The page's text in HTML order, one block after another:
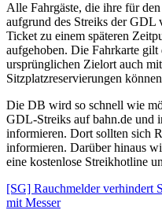
Alle Fahrgäste, die ihre für
aufgrund des Streiks der GDL
Ticket zu einem späteren
aufgehoben. Die Fahrkarte
ursprünglichen Zielort auch
Sitzplatzreservierungen
Die DB wird so schnell wie
GDL-Streiks auf bahn.de und
informieren. Dort sollten sich
informieren. Darüber hinaus
eine kostenlose Streikhotline
[SG] Rauchmelder verhindert
mit Messer